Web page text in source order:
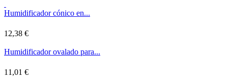
Humidificador cónico en...
12,38 €
Humidificador ovalado para...
11,01 €